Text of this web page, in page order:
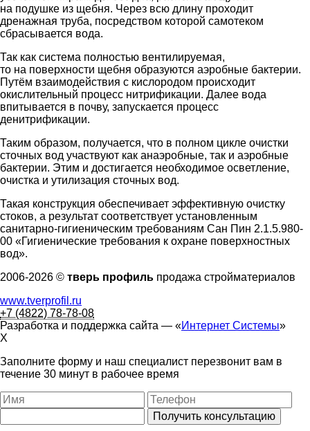
на подушке из щебня. Через всю длину проходит
дренажная труба, посредством которой самотеком
сбрасывается вода.
Так как система полностью вентилируемая,
то на поверхности щебня образуются аэробные бактерии.
Путём взаимодействия с кислородом происходит
окислительный процесс нитрификации. Далее вода
впитывается в почву, запускается процесс
денитрификации.
Таким образом, получается, что в полном цикле очистки
сточных вод участвуют как анаэробные, так и аэробные
бактерии. Этим и достигается необходимое осветление,
очистка и утилизация сточных вод.
Такая конструкция обеспечивает эффективную очистку
стоков, а результат соответствует установленным
санитарно-гигиеническим требованиям Сан Пин 2.1.5.980-
00 «Гигиенические требования к охране поверхностных
вод».
2006-2026 © тверь профиль продажа стройматериалов
www.tverprofil.ru
+7 (4822) 78-78-08
Разработка и поддержка сайта — «Интернет Системы»
X
Заполните форму и наш специалист перезвонит вам в
течение 30 минут в рабочее время